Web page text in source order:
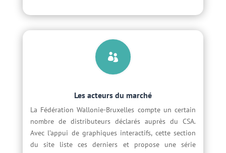

Les acteurs du marché
La Fédération Wallonie-Bruxelles compte un certain
nombre de distributeurs déclarés auprès du CSA.
Avec l’appui de graphiques interactifs, cette section
du site liste ces derniers et propose une série